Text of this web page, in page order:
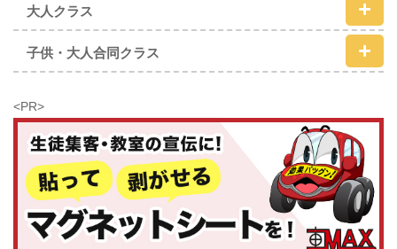
大人クラス
子供・大人合同クラス
<PR>